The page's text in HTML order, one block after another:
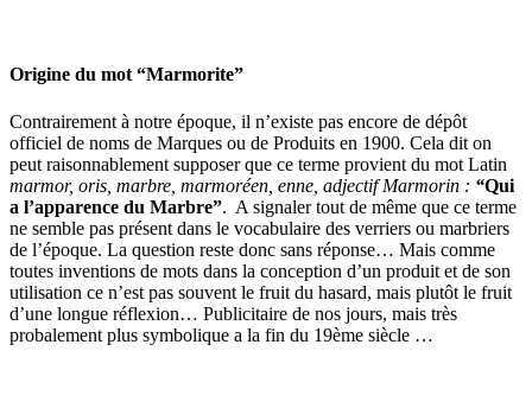
Origine du mot “Marmorite”
Contrairement à notre époque, il n’existe pas encore de dépôt
officiel de noms de Marques ou de Produits en 1900. Cela dit on
peut raisonnablement supposer que ce terme provient du mot Latin
marmor, oris, marbre, marmoréen, enne, adjectif Marmorin : “Qui
a l’apparence du Marbre”. A signaler tout de même que ce terme
ne semble pas présent dans le vocabulaire des verriers ou marbriers
de l’époque. La question reste donc sans réponse… Mais comme
toutes inventions de mots dans la conception d’un produit et de son
utilisation ce n’est pas souvent le fruit du hasard, mais plutôt le fruit
d’une longue réflexion… Publicitaire de nos jours, mais très
probalement plus symbolique a la fin du 19ème siècle …